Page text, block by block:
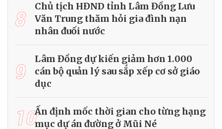
8
Chủ tịch HĐND tỉnh Lâm Đồng Lưu
Văn Trung thăm hỏi gia đình nạn
nhân đuối nước
9
Lâm Đồng dự kiến giảm hơn 1.000
cán bộ quản lý sau sắp xếp cơ sở giáo
dục
10Ấn định mốc thời gian cho từng hạng
mục dự án đường ở Mũi Né